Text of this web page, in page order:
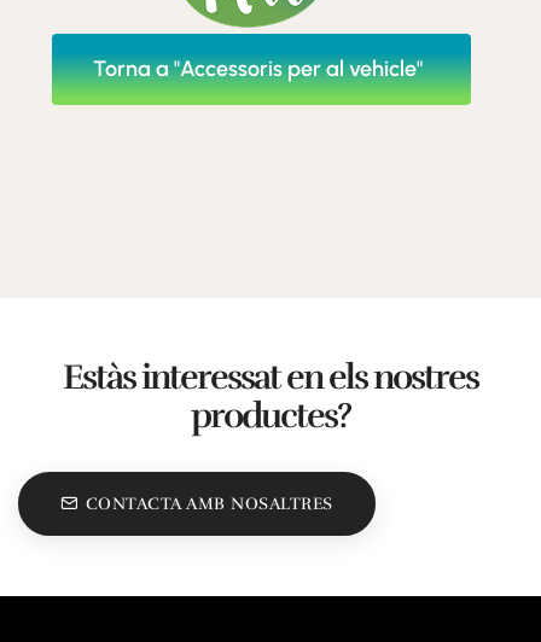
Torna a "Accessoris per al vehicle"
Estàs interessat en els nostres
productes?
CONTACTA AMB NOSALTRES